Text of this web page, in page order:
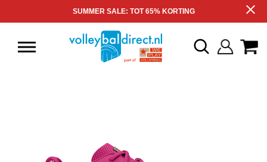
SUMMER SALE: TOT 65% KORTING